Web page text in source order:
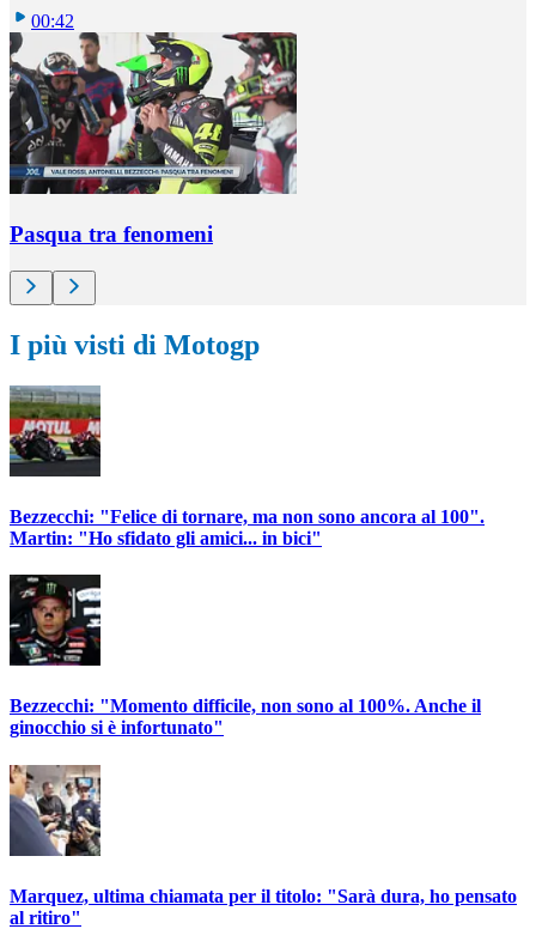
00:42
Pasqua tra fenomeni
I più visti di Motogp
Bezzecchi: "Felice di tornare, ma non sono ancora al 100".
Martin: "Ho sfidato gli amici... in bici"
Bezzecchi: "Momento difficile, non sono al 100%. Anche il
ginocchio si è infortunato"
Marquez, ultima chiamata per il titolo: "Sarà dura, ho pensato
al ritiro"